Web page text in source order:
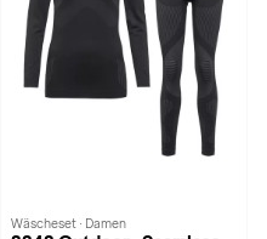
Wäscheset · Damen